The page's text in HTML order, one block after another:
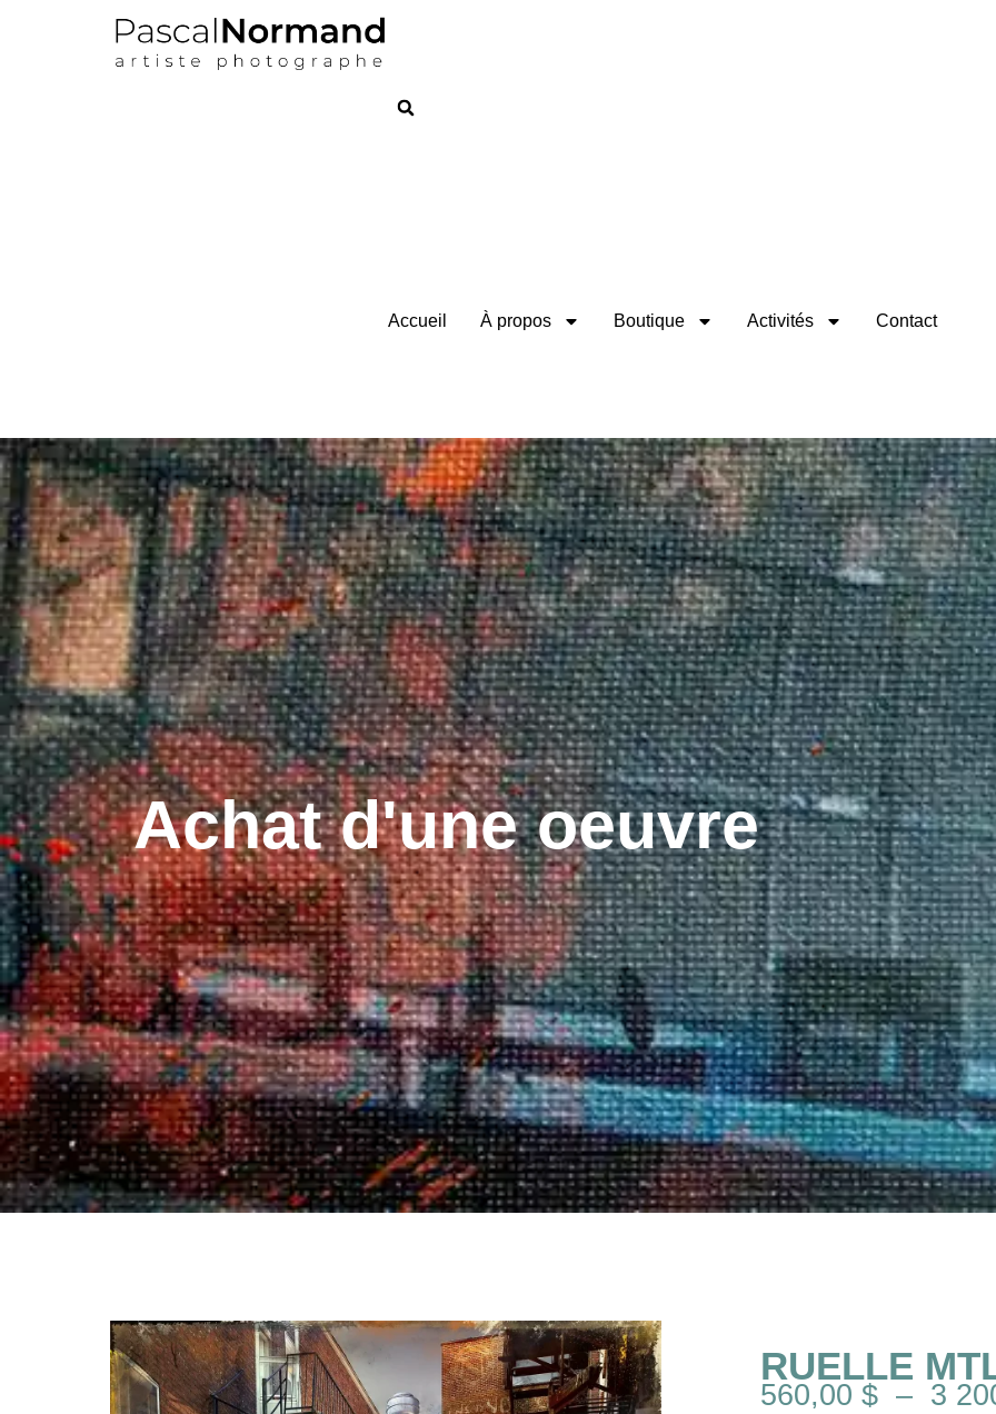
Accueil À propos Boutique Activités Contact
Achat d'une oeuvre
RUELLE
560,00 $ – 3